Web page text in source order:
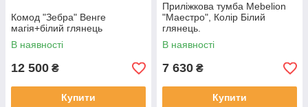
Комод "Зебра" Венге
магія+білий глянець
В наявності
12 500 ₴
Купити
Приліжкова тумба Mebelion
"Маестро", Колір Білий
глянець.
В наявності
7 630 ₴
Купити